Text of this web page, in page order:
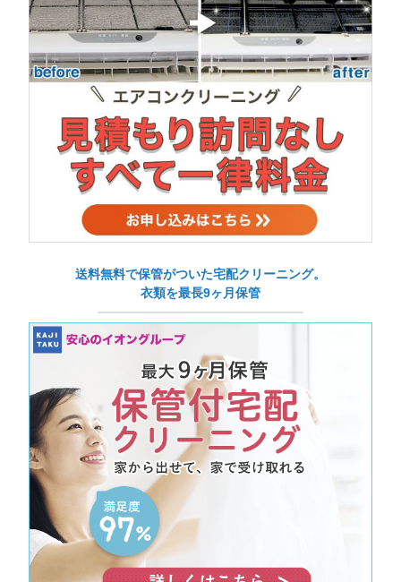
送料無料で保管がついた宅配クリーニング。
衣類を最長9ヶ月保管